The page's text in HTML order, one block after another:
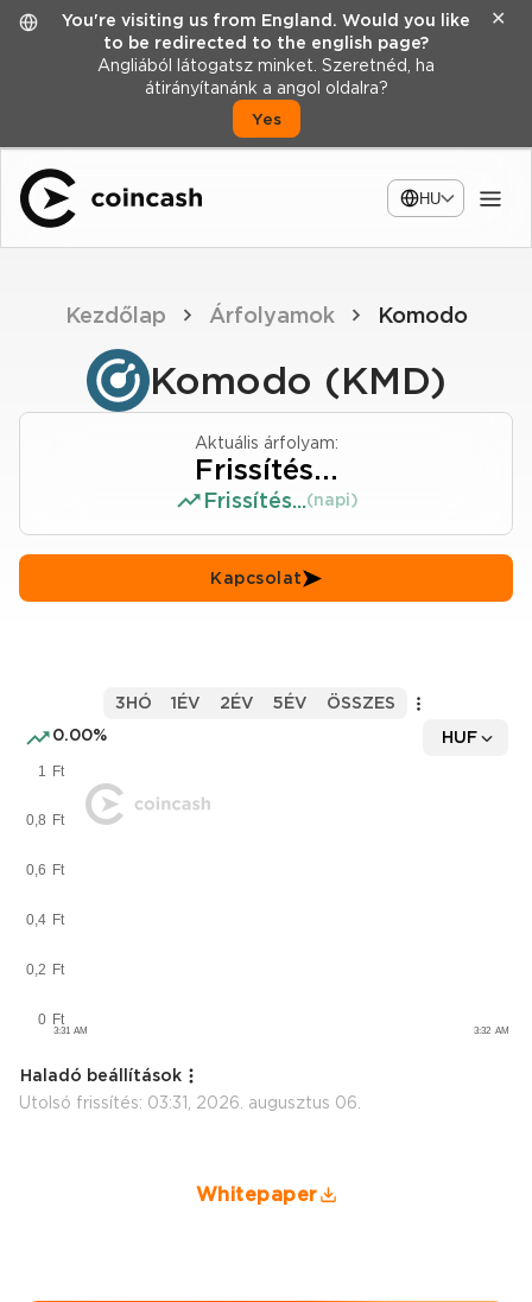
You're visiting us from England. Would you like
to be redirected to the english page?
Angliából látogatsz minket. Szeretnéd, ha
átirányítanánk a angol oldalra?
Yes
✕
HU
Kezdőlap Árfolyamok Komodo
Komodo (KMD)
Aktuális árfolyam:
Frissítés...
Frissítés...(napi)
Kapcsolat
0.00% HUF
3HÓ 1ÉV 2ÉV 5ÉV ÖSSZES
Haladó beállítások
Utolsó frissítés: 03:31, 2026. augusztus 06.
Whitepaper